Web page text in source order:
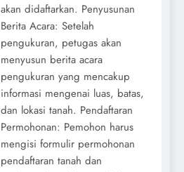
akan didaftarkan. Penyusunan
Berita Acara: Setelah
pengukuran, petugas akan
menyusun berita acara
pengukuran yang mencakup
informasi mengenai luas, batas,
dan lokasi tanah. Pendaftaran
Permohonan: Pemohon harus
mengisi formulir permohonan
pendaftaran tanah dan